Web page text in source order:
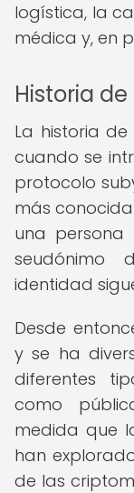
logística, la
médica y, en
Historia
La historia
cuando se
protocolo
más
una
seudónimo
identidad
Desde
y se ha
diferentes
como
medida que
han
de las